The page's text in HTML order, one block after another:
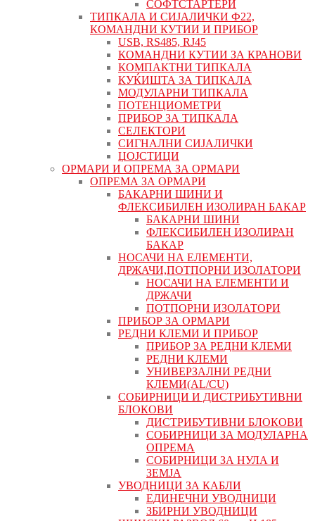
СОФТСТАРТЕРИ
ТИПКАЛА И СИЈАЛИЧКИ Ф22,
КОМАНДНИ КУТИИ И ПРИБОР
USB, RS485, RJ45
КОМАНДНИ КУТИИ ЗА КРАНОВИ
КОМПАКТНИ ТИПКАЛА
КУЌИШТА ЗА ТИПКАЛА
МОДУЛАРНИ ТИПКАЛА
ПОТЕНЦИОМЕТРИ
ПРИБОР ЗА ТИПКАЛА
СЕЛЕКТОРИ
СИГНАЛНИ СИЈАЛИЧКИ
ЏОЈСТИЦИ
ОРМАРИ И ОПРЕМА ЗА ОРМАРИ
ОПРЕМА ЗА ОРМАРИ
БАКАРНИ ШИНИ И
ФЛЕКСИБИЛЕН ИЗОЛИРАН БАКАР
БАКАРНИ ШИНИ
ФЛЕКСИБИЛЕН ИЗОЛИРАН
БАКАР
НОСАЧИ НА ЕЛЕМЕНТИ,
ДРЖАЧИ,ПОТПОРНИ ИЗОЛАТОРИ
НОСАЧИ НА ЕЛЕМЕНТИ И
ДРЖАЧИ
ПОТПОРНИ ИЗОЛАТОРИ
ПРИБОР ЗА ОРМАРИ
РЕДНИ КЛЕМИ И ПРИБОР
ПРИБОР ЗА РЕДНИ КЛЕМИ
РЕДНИ КЛЕМИ
УНИВЕРЗАЛНИ РЕДНИ
КЛЕМИ(AL/CU)
СОБИРНИЦИ И ДИСТРИБУТИВНИ
БЛОКОВИ
ДИСТРИБУТИВНИ БЛОКОВИ
СОБИРНИЦИ ЗА МОДУЛАРНА
ОПРЕМА
СОБИРНИЦИ ЗА НУЛА И
ЗЕМЈА
УВОДНИЦИ ЗА КАБЛИ
ЕДИНЕЧНИ УВОДНИЦИ
ЗБИРНИ УВОДНИЦИ